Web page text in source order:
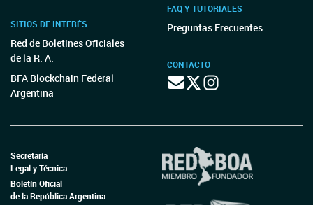
SITIOS DE INTERÉS
Red de Boletines Oficiales
de la R. A.
BFA Blockchain Federal
Argentina
FAQ Y TUTORIALES
Preguntas Frecuentes
CONTACTO
Secretaría
Legal y Técnica
Boletín Oficial
de la República Argentina